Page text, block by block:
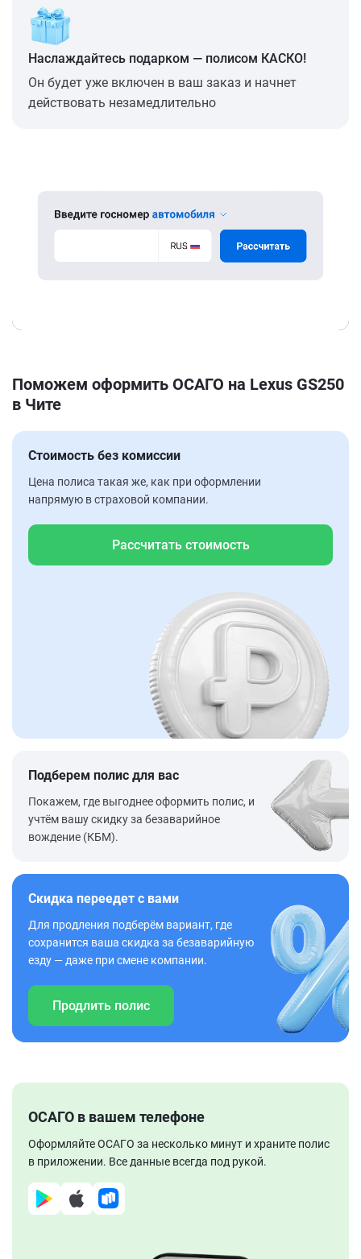
Наслаждайтесь подарком — полисом КАСКО!
Он будет уже включен в ваш заказ и начнет
действовать незамедлительно
Поможем оформить ОСАГО на Lexus GS250
в Чите
Стоимость без комиссии
Цена полиса такая же, как при оформлении
напрямую в страховой компании.
Рассчитать стоимость
Подберем полис для вас
Покажем, где выгоднее оформить полис, и
учтём вашу скидку за безаварийное
вождение (КБМ).
Скидка переедет с вами
Для продления подберём вариант, где
сохранится ваша скидка за безаварийную
езду — даже при смене компании.
Продлить полис
ОСАГО в вашем телефоне
Оформляйте ОСАГО за несколько минут и храните полис
в приложении. Все данные всегда под рукой.